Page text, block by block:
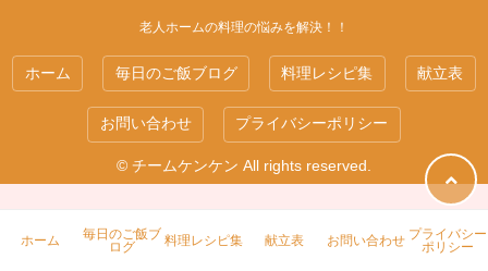
老人ホームの料理の悩みを解決！！
ホーム 毎日のご飯ブログ 料理レシピ集 献立表
お問い合わせ プライバシーポリシー
© チームケンケン All rights reserved.
ホーム
毎日のご飯ブ
ログ
料理レシピ集 献立表 お問い合わせ プライバシー
ポリシー